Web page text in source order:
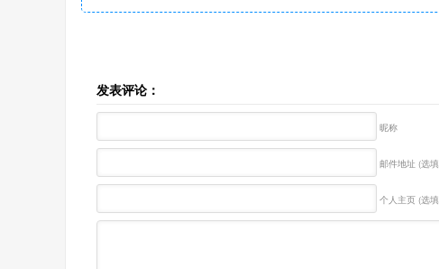
发表评论：
昵称
邮件地址 (选
个人主页 (选